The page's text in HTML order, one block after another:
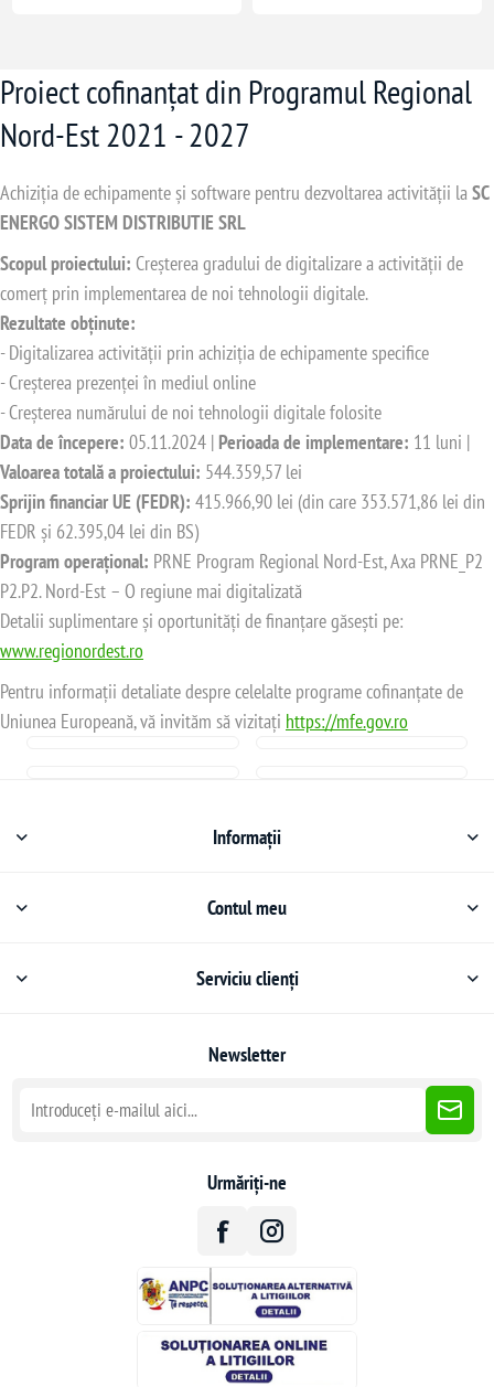
Proiect cofinanțat din Programul Regional
Nord-Est 2021 - 2027
Achiziția de echipamente și software pentru dezvoltarea activității laSC
ENERGO SISTEM DISTRIBUTIE SRL
Scopul proiectului: Creșterea gradului de digitalizare a activității de
comerț prin implementarea de noi tehnologii digitale.
Rezultate obținute:
- Digitalizarea activității prin achiziția de echipamente specifice
- Creșterea prezenței în mediul online
- Creșterea numărului de noi tehnologii digitale folosite
Data de începere: 05.11.2024 | Perioada de implementare: 11 luni |
Valoarea totală a proiectului: 544.359,57 lei
Sprijin financiar UE (FEDR): 415.966,90 lei (din care 353.571,86 lei din
FEDR și 62.395,04 lei din BS)
Program operațional: PRNE Program Regional Nord-Est, Axa PRNE_P2
P2.P2. Nord-Est – O regiune mai digitalizată
Detalii suplimentare și oportunități de finanțare găsești pe:
www.regionordest.ro
Pentru informații detaliate despre celelalte programe cofinanțate de
Uniunea Europeană, vă invităm să vizitați https://mfe.gov.ro
Informații
Contul meu
Serviciu clienți
Newsletter
Urmăriți-ne